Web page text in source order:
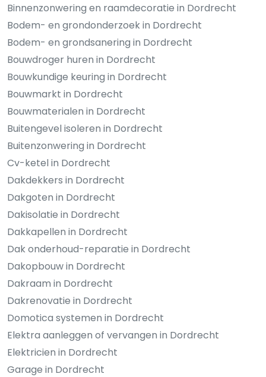
Binnenzonwering en raamdecoratie in Dordrecht
Bodem- en grondonderzoek in Dordrecht
Bodem- en grondsanering in Dordrecht
Bouwdroger huren in Dordrecht
Bouwkundige keuring in Dordrecht
Bouwmarkt in Dordrecht
Bouwmaterialen in Dordrecht
Buitengevel isoleren in Dordrecht
Buitenzonwering in Dordrecht
Cv-ketel in Dordrecht
Dakdekkers in Dordrecht
Dakgoten in Dordrecht
Dakisolatie in Dordrecht
Dakkapellen in Dordrecht
Dak onderhoud-reparatie in Dordrecht
Dakopbouw in Dordrecht
Dakraam in Dordrecht
Dakrenovatie in Dordrecht
Domotica systemen in Dordrecht
Elektra aanleggen of vervangen in Dordrecht
Elektricien in Dordrecht
Garage in Dordrecht